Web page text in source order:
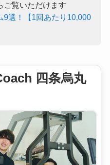
ご覧いただけます
9選！【1回あたり10,000
四条烏丸